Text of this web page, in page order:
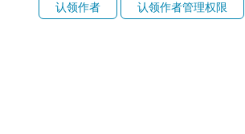
认领作者 认领作者管理权限